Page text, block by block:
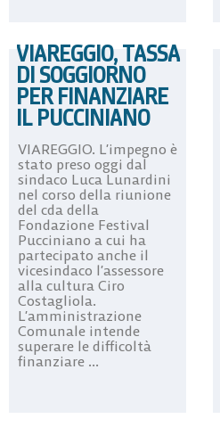
VIAREGGIO, TASSA
DI SOGGIORNO
PER FINANZIARE
IL PUCCINIANO
VIAREGGIO. L’impegno è
stato preso oggi dal
sindaco Luca Lunardini
nel corso della riunione
del cda della
Fondazione Festival
Pucciniano a cui ha
partecipato anche il
vicesindaco l’assessore
alla cultura Ciro
Costagliola.
L’amministrazione
Comunale intende
superare le difficoltà
finanziare ...